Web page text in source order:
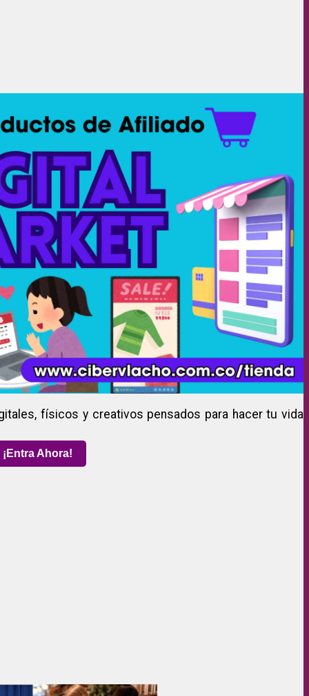
físicos y creativos pensados para hacer tu vida
¡Entra Ahora!